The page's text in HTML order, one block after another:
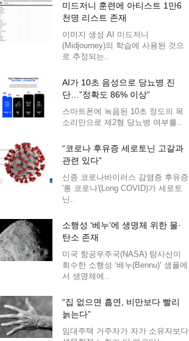
미드저니 훈련에 아티스트 1만6
천명 리스트 존재
이미지 생성 AI 미드저니
(Midjourney)의 학습에 사용된 것으
로 추정되는..
AI가 10초 음성으로 당뇨병 진
단…”정확도 86% 이상”
스마트폰에 녹음된 10초 정도의 목
소리만으로 제2형 당뇨병 여부를..
“코로나 후유증 세로토닌 고갈과
관련 있다”
신종 코로나바이러스 감염증 후유증
'롱 코로나'(Long COVID)가 세로토
닌..
소행성 ‘베누’에 생명체 위한 물·
탄소 존재
미국 항공우주국(NASA) 탐사선이
회수한 소행성 ‘베누(Bennu)’ 샘플에
서 생명체에..
“집 없으면 흡연, 비만보다 빨리
늙는다”
임대주택 거주자가 자가 소유자보다